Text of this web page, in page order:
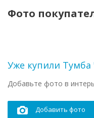
Фото
Уже купили Тумба
Добавьте фото в
Добавить фото